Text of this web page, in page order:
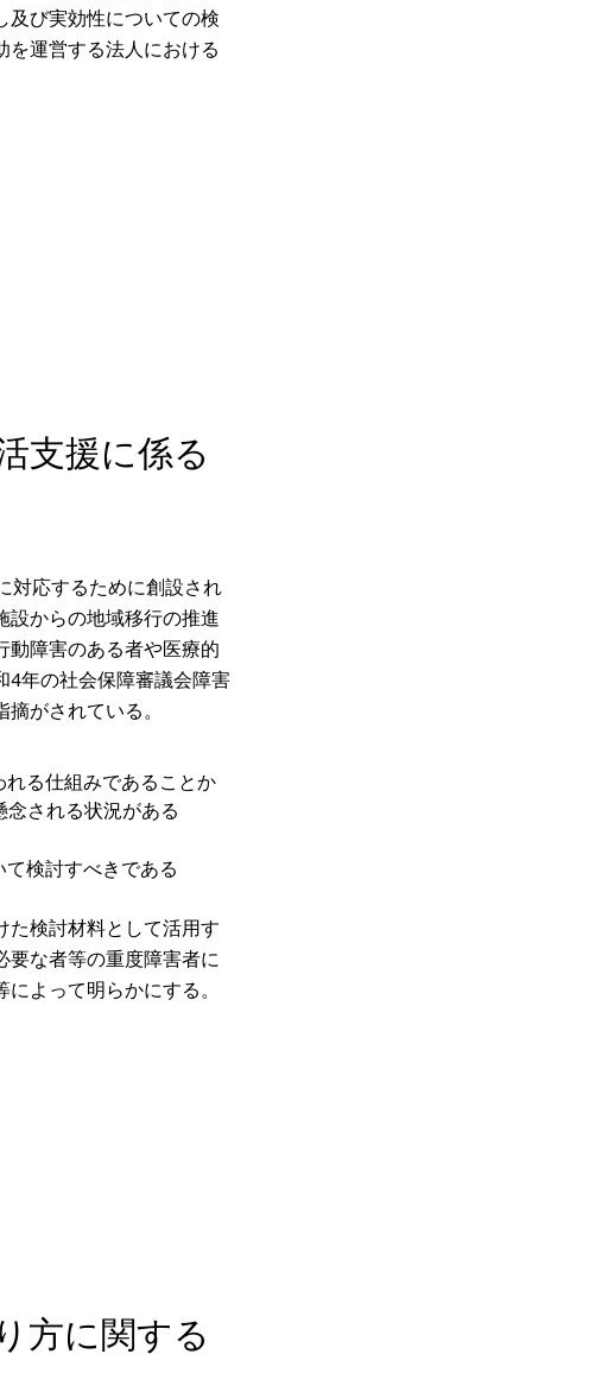
及び実効性についての検
を運営する法人における
支援に係る
対応するために創設され
設からの地域移行の推進
動障害のある者や医療的
4年の社会保障審議会障害
がされている。
る仕組みであることか
される状況がある
検討すべきである
た検討材料として活用す
要な者等の重度障害者に
よって明らかにする。
方に関する